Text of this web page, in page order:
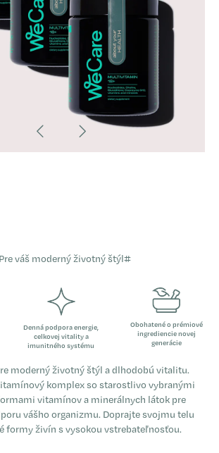
váš moderný životný štýl#
Denná podpora energie,
celkovej vitality a
imunitného systému
Obohatené o prémiové
ingrediencie novej
generácie
moderný životný štýl a dlhodobú vitalitu.
komplex so starostlivo vybranými
vitamínov a minerálnych látok pre
vášho organizmu. Doprajte svojmu telu
formy živín s vysokou vstrebateľnosťou.